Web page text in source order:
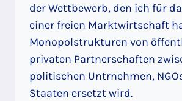
der Wettbewerb, den ich für
einer freien Marktwirtschaft
Monopolstrukturen von
privaten Partnerschaften
politischen Untrnehmen,
Staaten ersetzt wird.